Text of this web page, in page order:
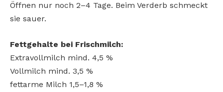
Öffnen nur noch 2–4 Tage. Beim Verderb schmeckt
sie sauer.
Fettgehalte bei Frischmilch:
Extravollmilch mind. 4,5 %
Vollmilch mind. 3,5 %
fettarme Milch 1,5–1,8 %